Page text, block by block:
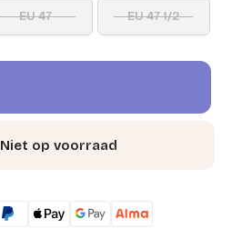
EU 47 EU 47 1/2
Niet op voorraad